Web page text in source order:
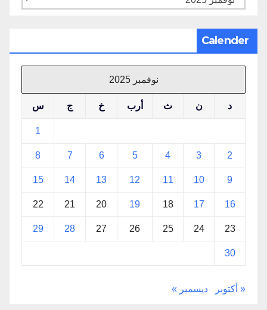
Calender
نوفمبر 2025
د ن ث أرب خ ج س
1
2
3
4
5
6
7
8
9
10
11
12
13
14
15
16
17
18
19
20
21
22
23
24
25
26
27
28
29
30
« أكتوبر ديسمبر »